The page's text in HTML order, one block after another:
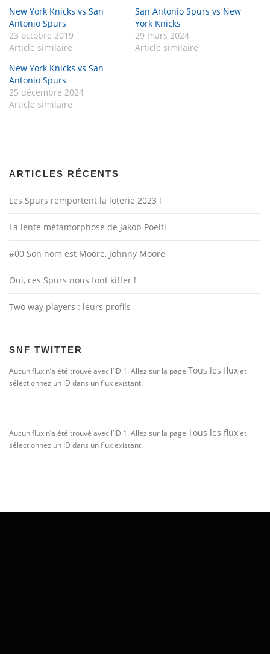
New York Knicks vs San
Antonio Spurs
23 octobre 2019
Article similaire
San Antonio Spurs vs New
York Knicks
29 mars 2024
Article similaire
New York Knicks vs San
Antonio Spurs
25 décembre 2024
Article similaire
ARTICLES RÉCENTS
Les Spurs remportent la loterie 2023 !
La lente métamorphose de Jakob Poeltl
#00 Son nom est Moore, Johnny Moore
Oui, ces Spurs nous font kiffer !
Two way players : leurs profils
SNF TWITTER
Aucun flux n’a été trouvé avec l’ID 1. Allez sur la page Tous les fluxet
sélectionnez un ID dans un flux existant.
Aucun flux n’a été trouvé avec l’ID 1. Allez sur la page Tous les fluxet
sélectionnez un ID dans un flux existant.